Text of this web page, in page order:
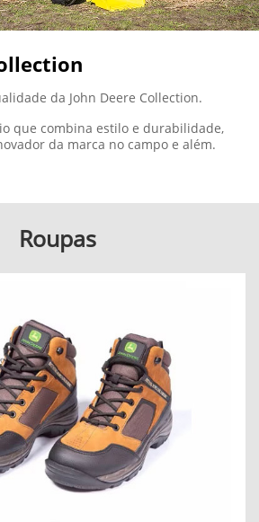
da John Deere Collection.
que combina estilo e durabilidade,
da marca no campo e além.
Roupas